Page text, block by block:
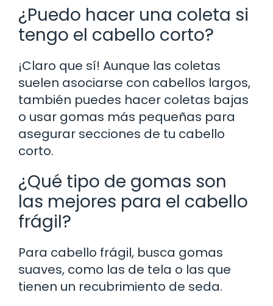
¿Puedo hacer una coleta si
tengo el cabello corto?
¡Claro que sí! Aunque las coletas
suelen asociarse con cabellos largos,
también puedes hacer coletas bajas
o usar gomas más pequeñas para
asegurar secciones de tu cabello
corto.
¿Qué tipo de gomas son
las mejores para el cabello
frágil?
Para cabello frágil, busca gomas
suaves, como las de tela o las que
tienen un recubrimiento de seda.